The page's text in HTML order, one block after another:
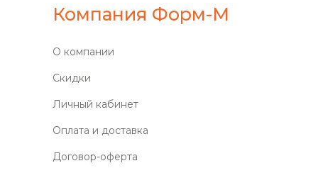
Компания Форм-М
О компании
Скидки
Личный кабинет
Оплата и доставка
Договор-оферта